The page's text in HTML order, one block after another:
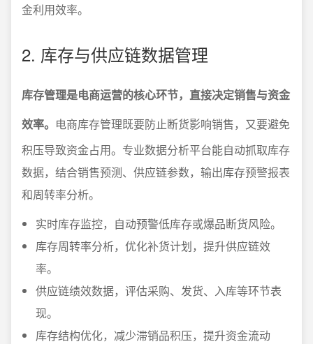
金利用效率。
2. 库存与供应链数据管理
库存管理是电商运营的核心环节，直接决定销售与资金
效率。 电商库存管理既要防止断货影响销售，又要避免
积压导致资金占用。专业数据分析平台能自动抓取库存
数据，结合销售预测、供应链参数，输出库存预警报表
和周转率分析。
实时库存监控，自动预警低库存或爆品断货风险。
库存周转率分析，优化补货计划，提升供应链效
率。
供应链绩效数据，评估采购、发货、入库等环节表
现。
库存结构优化，减少滞销品积压，提升资金流动